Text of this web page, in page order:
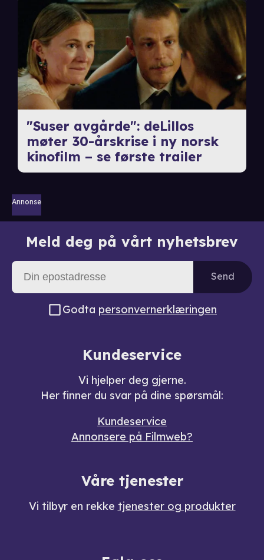
"Suser avgårde": deLillos
møter 30-årskrise i ny norsk
kinofilm – se første trailer
Annonse
Meld deg på vårt nyhetsbrev
Send
Godta personvernerklæringen
Kundeservice
Vi hjelper deg gjerne.
Her finner du svar på dine spørsmål:
Kundeservice
Annonsere på Filmweb?
Våre tjenester
Vi tilbyr en rekke tjenester og produkter